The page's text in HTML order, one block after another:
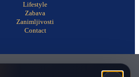
Lifestyle
Zabava
Zanimljivosti
Contact